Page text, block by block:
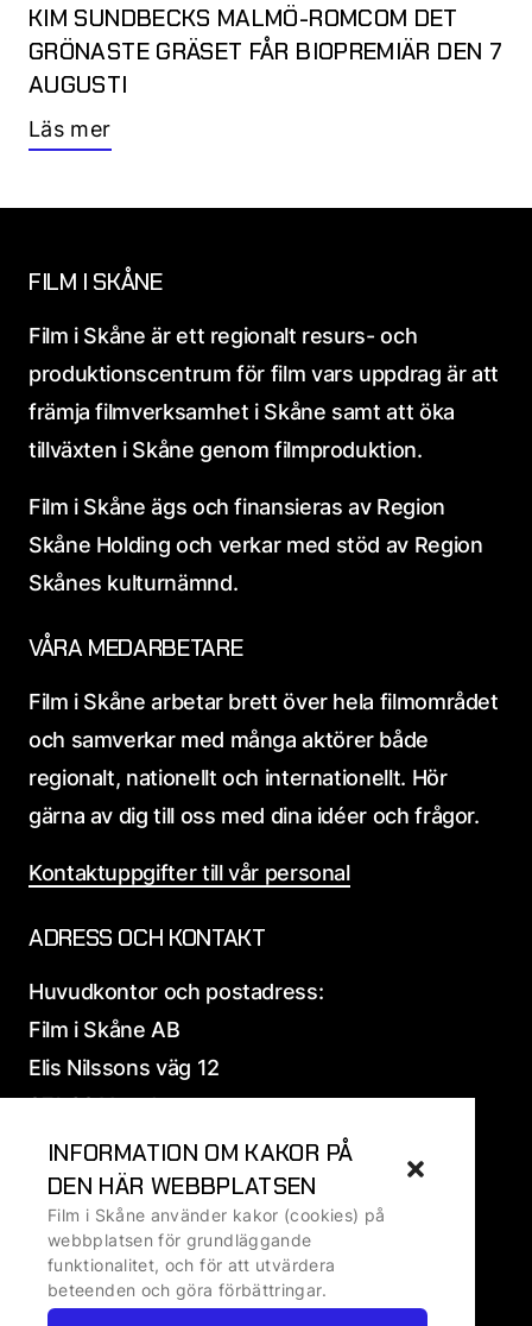
INFORMATION OM KAKOR PÅ
DEN HÄR WEBBPLATSEN
Film i Skåne använder kakor (cookies) på
webbplatsen för grundläggande
funktionalitet, och för att utvärdera
beteenden och göra förbättringar.
KIM SUNDBECKS MALMÖ-ROMCOM DET
GRÖNASTE GRÄSET FÅR BIOPREMIÄR DEN 7
AUGUSTI
Läs mer
FILM I SKÅNE
Film i Skåne är ett regionalt resurs- och
produktionscentrum för film vars uppdrag är att
främja filmverksamhet i Skåne samt att öka
tillväxten i Skåne genom filmproduktion.
Film i Skåne ägs och finansieras av Region
Skåne Holding och verkar med stöd av Region
Skånes kulturnämnd.
VÅRA MEDARBETARE
Film i Skåne arbetar brett över hela filmområdet
och samverkar med många aktörer både
regionalt, nationellt och internationellt. Hör
gärna av dig till oss med dina idéer och frågor.
Kontaktuppgifter till vår personal
ADRESS OCH KONTAKT
Huvudkontor och postadress:
Film i Skåne AB
Elis Nilssons väg 12
271 39 Ystad
Allaadress och fakturauppgifter
Ansvarig utgivare: Ralf Ivarsson, VD
Om kakor